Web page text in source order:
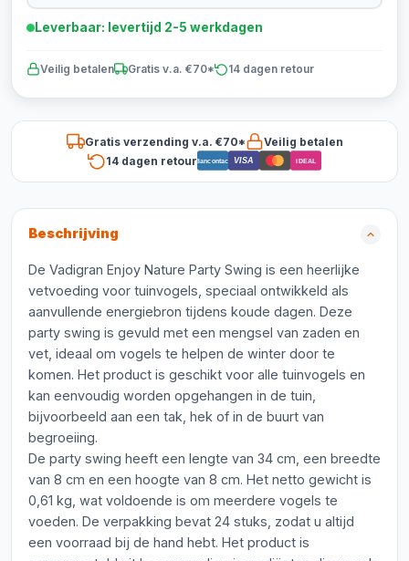
Leverbaar: levertijd 2-5 werkdagen
Veilig betalen Gratis v.a. €70* 14 dagen retour
Gratis verzending v.a. €70*
Veilig betalen
14 dagen retourBancontact VISA iDEAL
Beschrijving
De Vadigran Enjoy Nature Party Swing is een heerlijke
vetvoeding voor tuinvogels, speciaal ontwikkeld als
aanvullende energiebron tijdens koude dagen. Deze
party swing is gevuld met een mengsel van zaden en
vet, ideaal om vogels te helpen de winter door te
komen. Het product is geschikt voor alle tuinvogels en
kan eenvoudig worden opgehangen in de tuin,
bijvoorbeeld aan een tak, hek of in de buurt van
begroeiing.
De party swing heeft een lengte van 34 cm, een breedte
van 8 cm en een hoogte van 8 cm. Het netto gewicht is
0,61 kg, wat voldoende is om meerdere vogels te
voeden. De verpakking bevat 24 stuks, zodat u altijd
een voorraad bij de hand hebt. Het product is